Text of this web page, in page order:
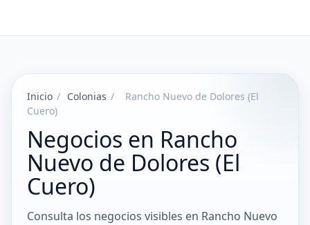
Inicio / Colonias /
Rancho Nuevo de Dolores (El
Cuero)
Negocios en Rancho
Nuevo de Dolores (El
Cuero)
Consulta los negocios visibles en Rancho Nuevo